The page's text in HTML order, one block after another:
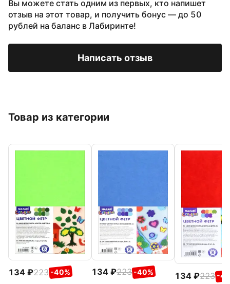
Вы можете стать одним из первых, кто напишет
отзыв на этот товар, и получить бонус — до 50
рублей на баланс в Лабиринте!
Написать отзыв
Товар из категории
134 223 -40% 134 223 -40% 134 223 -